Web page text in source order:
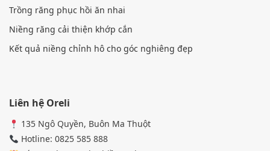
Trồng răng phục hồi ăn nhai
Niềng răng cải thiện khớp cắn
Kết quả niềng chỉnh hô cho góc nghiêng đẹp
Liên hệ Oreli
135 Ngô Quyền, Buôn Ma Thuột
Hotline: 0825 585 888